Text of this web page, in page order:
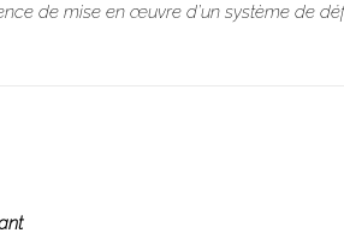
de mise en œuvre d’un système de